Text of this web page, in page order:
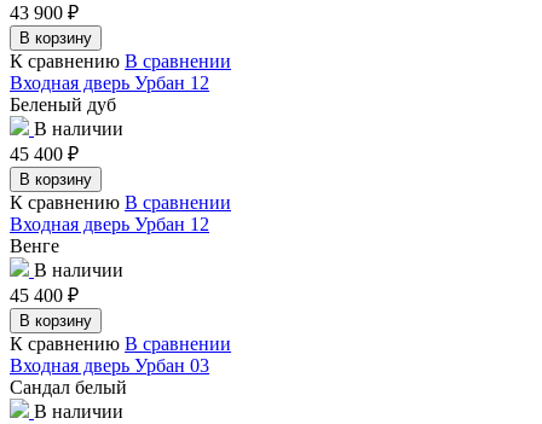
43 900 ₽
В корзину
К сравнению В сравнении
Входная дверь Урбан 12
Беленый дуб
В наличии
45 400 ₽
В корзину
К сравнению В сравнении
Входная дверь Урбан 12
Венге
В наличии
45 400 ₽
В корзину
К сравнению В сравнении
Входная дверь Урбан 03
Сандал белый
В наличии